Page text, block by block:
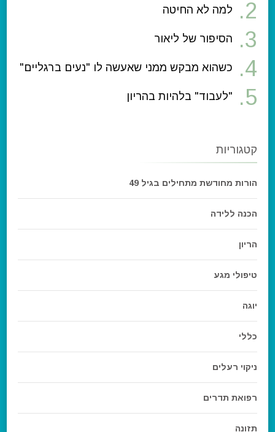
למה לא החיטה
הסיפור של ליאור
כשהוא מבקש ממני שאעשה לו "נעים ברגליים"
"לעבוד" בלהיות בהריון
קטגוריות
הורות מחודשת מתחילים בגיל 49
הכנה ללידה
הריון
טיפולי מגע
יוגה
כללי
ניקוי רעלים
רפואת תדרים
תזונה